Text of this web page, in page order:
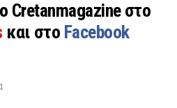
Cretanmagazine στο
και στο Facebook